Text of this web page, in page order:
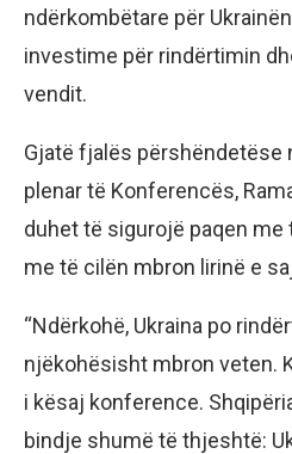
ndërkombëtare për
investime për rindërtimin
vendit.
Gjatë fjalës përshëndetëse
plenar të Konferencës,
duhet të sigurojë paqen
me të cilën mbron lirinë e
“Ndërkohë, Ukraina po
njëkohësisht mbron veten.
i kësaj konference.
bindje shumë të thjeshtë: